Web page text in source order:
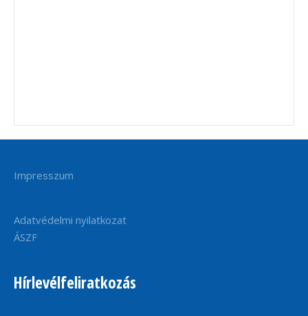
Impresszum
Adatvédelmi nyilatkozat
ÁSZF
Hírlevélfeliratkozás